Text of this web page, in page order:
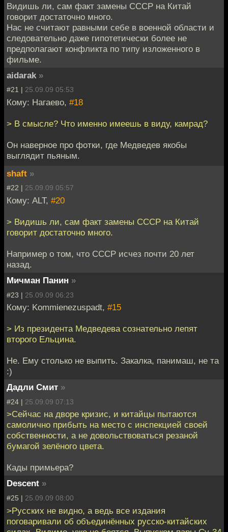
Видишь ли, сам факт замены СССР на Китай
говорит достаточно много.
Нас не считают равными себе в военной области и
следовательно даже гипотетически более не
предполагают конфликта по типу изложенного в
фильме.
aidarak »
#21 | 25.09.09 05:53
Кому: Нагаево, #18
> В смысле? Что именно имеешь в виду, камрад?
Он наверное про фотки, где Медведев якобы
выглядит пьяным.
shaft »
#22 | 25.09.09 05:57
Кому: ALT, #20
> Видишь ли, сам факт замены СССР на Китай
говорит достаточно много.
Например о том, что СССР исчез почти 20 лет
назад.
Мичман Панин »
#23 | 25.09.09 06:23
Кому: Kommienezuspadt, #15
> Из президента Медведева сознательно лепят
второго Ельцина.
Не. Ему столько не выпить. Закалка, панимаш, не та
:)
Дадли Смит »
#24 | 25.09.09 07:13
>Сейчас на дворе кризис, и китайцы пытаются
самолично прибыть на место с инспекцией своей
собственности, а не довольствоваться резаной
бумагой зелёного цвета.
Кады примьера?
Descent »
#25 | 25.09.09 08:00
>Русских не видно, а ведь все издания
поговаривали об объединённых русско-китайских